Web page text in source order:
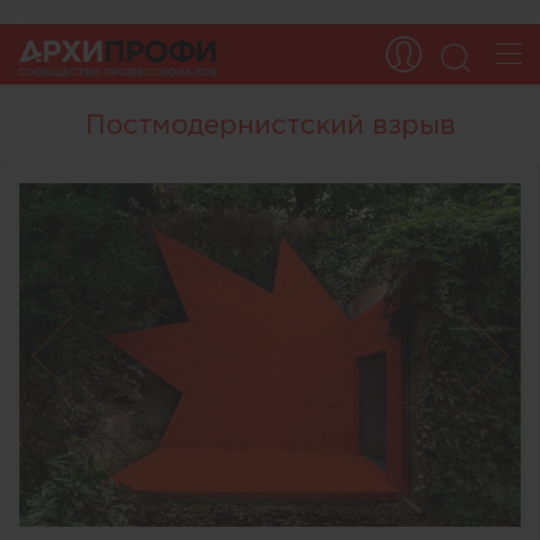
Постмодернистский взрыв